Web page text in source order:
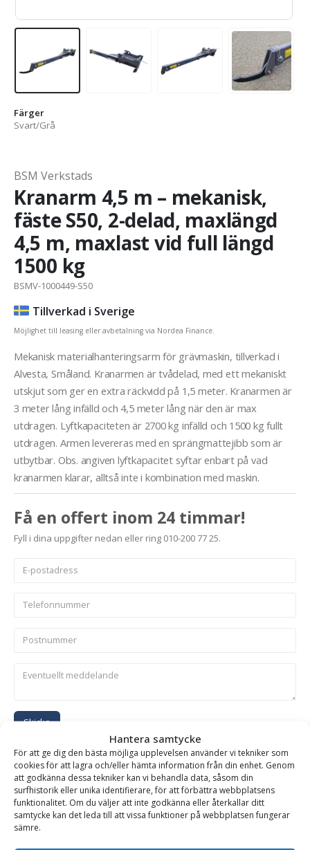
Hantera samtycke
För att ge dig den bästa möjliga upplevelsen använder vi tekniker som
cookies för att lagra och/eller hämta information från din enhet. Genom
att godkänna dessa tekniker kan vi behandla data, såsom din
surfhistorik eller unika identifierare, för att förbättra webbplatsens
funktionalitet. Om du väljer att inte godkänna eller återkallar ditt
samtycke kan det leda till att vissa funktioner på webbplatsen fungerar
sämre.
Färger
Svart/Grå
BSM Verkstads
Kranarm 4,5 m – mekanisk,
fäste S50, 2-delad, maxlängd
4,5 m, maxlast vid full längd
1500 kg
BSMV-1000449-S50
Tillverkad i Sverige
Möjlighet till leasing eller avbetalning via Nordea Finance.
Mekanisk materialhanteringsarm för grävmaskin, tillverkad i
Alvesta, Småland. Kranarmen är tvådelad, med ett mekaniskt
utskjut som ger en extra räckvidd på 1,5 meter. Kranarmen är
3 meter lång infälld och 4,5 meter lång när den är max
utdragen. Lyftkapaciteten är 2700 kg infälld och 1500 kg fullt
utdragen. Armen levereras med en sprängmattejibb som är
utbytbar. Obs. angiven lyftkapacitet syftar enbart på vad
kranarmen klarar, alltså inte i kombination med maskin.
Få en offert inom 24 timmar!
Fyll i dina uppgifter nedan eller ring 010-200 77 25.
Skicka
Se alla produkter inom samma kategori
Kranarmar Mekaniska